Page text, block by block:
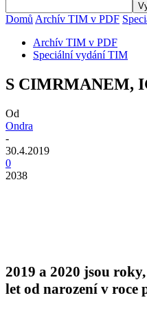
Domů Archív TIM v PDF
Archív TIM v PDF
Speciální vydání TIM
S CIMRMANEM,
Od
Ondra
-
30.4.2019
0
2038
2019 a 2020 jsou
let od narození v roce